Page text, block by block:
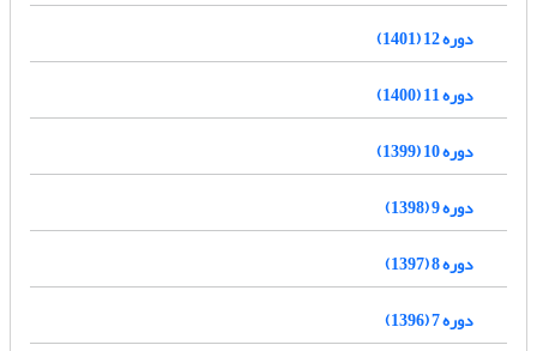
دوره 12 (1401)
دوره 11 (1400)
دوره 10 (1399)
دوره 9 (1398)
دوره 8 (1397)
دوره 7 (1396)